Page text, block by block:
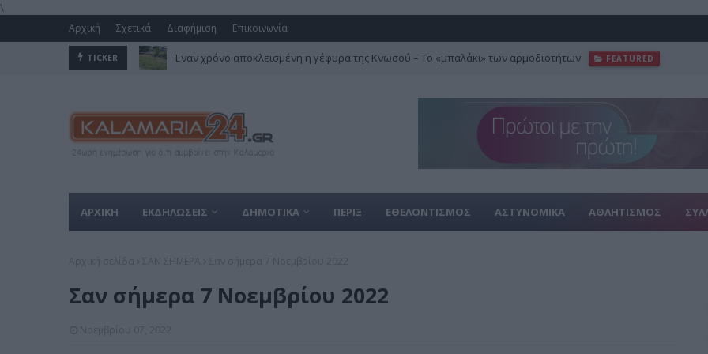
\
Αρχική Σχετικά Διαφήμιση Επικοινωνία
TICKER Έναν χρόνο αποκλεισμένη η γέφυρα της Κνωσού – Το «μπαλάκι» των αρμοδιοτήτων FEATURED
ΑΡΧΙΚΗ ΕΚΔΗΛΩΣΕΙΣ ΔΗΜΟΤΙΚΑ ΠΕΡΙΞ ΕΘΕΛΟΝΤΙΣΜΟΣ ΑΣΤΥΝΟΜΙΚΑ ΑΘΛΗΤΙΣΜΟΣ
Σαν σήμερα 7 Νοεμβρίου 2022